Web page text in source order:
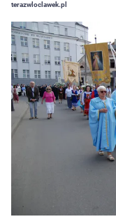
terazwloclawek.pl